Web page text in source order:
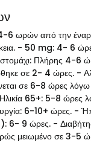
ωρών από την
- 50 mg: 4- 6
Πλήρης 4-6
σε 2- 4 ώρες. -
σε 6-8 ώρες
65+: 5-8 ώρες
6-10+ ώρες. -
9 ώρες. -
μειωμένο σε 3-5